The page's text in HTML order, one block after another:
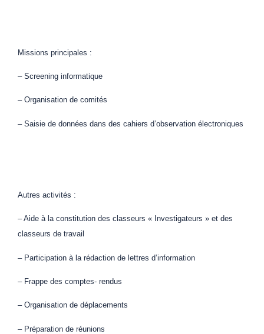
Missions principales :
– Screening informatique
– Organisation de comités
– Saisie de données dans des cahiers d’observation électroniques
Autres activités :
– Aide à la constitution des classeurs « Investigateurs » et des
classeurs de travail
– Participation à la rédaction de lettres d’information
– Frappe des comptes- rendus
– Organisation de déplacements
– Préparation de réunions